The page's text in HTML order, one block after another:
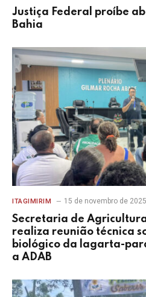
Justiça Federal proíbe
Bahia
ITAGIMIRIM 15 de novembro de 2025
Secretaria de
realiza reunião técnica
biológico da lagarta-
a ADAB